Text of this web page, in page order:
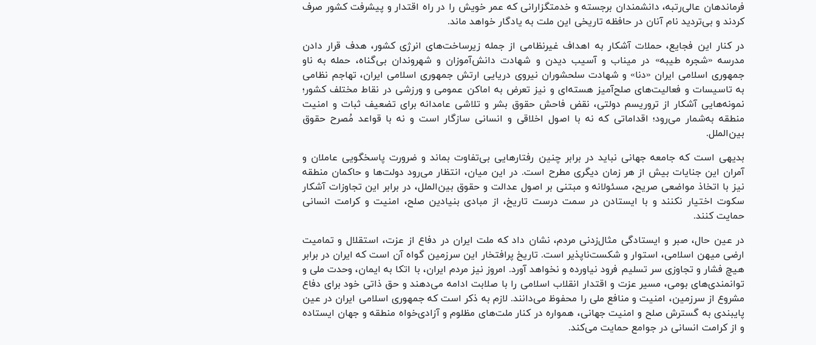
فرماندهان عالی‌رتبه، دانشمندان برجسته و خدمتگزارانی که عمر خویش را در راه اقتدار و پیشرفت کشور صرف
کردند و بی‌تردید نام آنان در حافظه تاریخی این ملت به یادگار خواهد ماند.
در کنار این فجایع، حملات آشکار به اهداف غیرنظامی از جمله زیرساخت‌های انرژی کشور، هدف قرار دادن
مدرسه «شجره طیبه» در میناب و آسیب دیدن و شهادت دانش‌آموزان و شهروندان بی‌گناه، حمله به ناو
جمهوری اسلامی ایران «دنا» و شهادت سلحشوران نیروی دریایی ارتش جمهوری اسلامی ایران، تهاجم نظامی
به تاسیسات و فعالیت‌های صلح‌آمیز هسته‌ای و نیز تعرض به اماکن عمومی و ورزشی در نقاط مختلف کشور؛
نمونه‌هایی آشکار از تروریسم دولتی، نقض فاحش حقوق بشر و تلاشی عامدانه برای تضعیف ثبات و امنیت
منطقه به‌شمار می‌رود؛ اقداماتی که نه با اصول اخلاقی و انسانی سازگار است و نه با قواعد مُصرح حقوق
بین‌الملل.
بديهی است که جامعه جهانی نباید در برابر چنین رفتارهایی بی‌تفاوت بماند و ضرورت پاسخگویی عاملان و
آمران این جنایات بیش از هر زمان دیگری مطرح است. در این میان، انتظار می‌رود دولت‌ها و حاکمان منطقه
نیز با اتخاذ مواضعی صریح، مسئولانه و مبتنی بر اصول عدالت و حقوق بین‌الملل، در برابر این تجاوزات آشکار
سکوت اختیار نکنند و با ایستادن در سمت درست تاریخ، از مبادی بنیادین صلح، امنیت و کرامت انسانی
حمایت کنند.
در عین حال، صبر و ایستادگی مثال‌زدنی مردم، نشان داد که ملت ایران در دفاع از عزت، استقلال و تمامیت
ارضی میهن اسلامی، استوار و شکست‌ناپذیر است. تاریخ پرافتخار این سرزمین گواه آن است که ایران در برابر
هیچ فشار و تجاوزی سر تسلیم فرود نیاورده و نخواهد آورد. امروز نیز مردم ایران، با اتکا به ایمان، وحدت ملی و
توانمندی‌های بومی، مسیر عزت و اقتدار انقلاب اسلامی را با صلابت ادامه می‌دهند و حق ذاتی خود برای دفاع
مشروع از سرزمین، امنیت و منافع ملی را محفوظ می‌دانند. لازم به ذکر است که جمهوری اسلامی ایران در عین
پایبندی به گسترش صلح و امنیت جهانی، همواره در کنار ملت‌های مظلوم و آزادی‌خواه منطقه و جهان ایستاده
و از کرامت انسانی در جوامع حمایت می‌کند.